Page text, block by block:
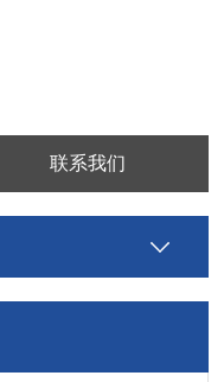
联系我们